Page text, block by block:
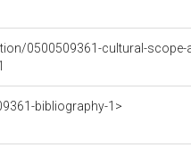
0500509361-cultural-scope-
bibliography-1>